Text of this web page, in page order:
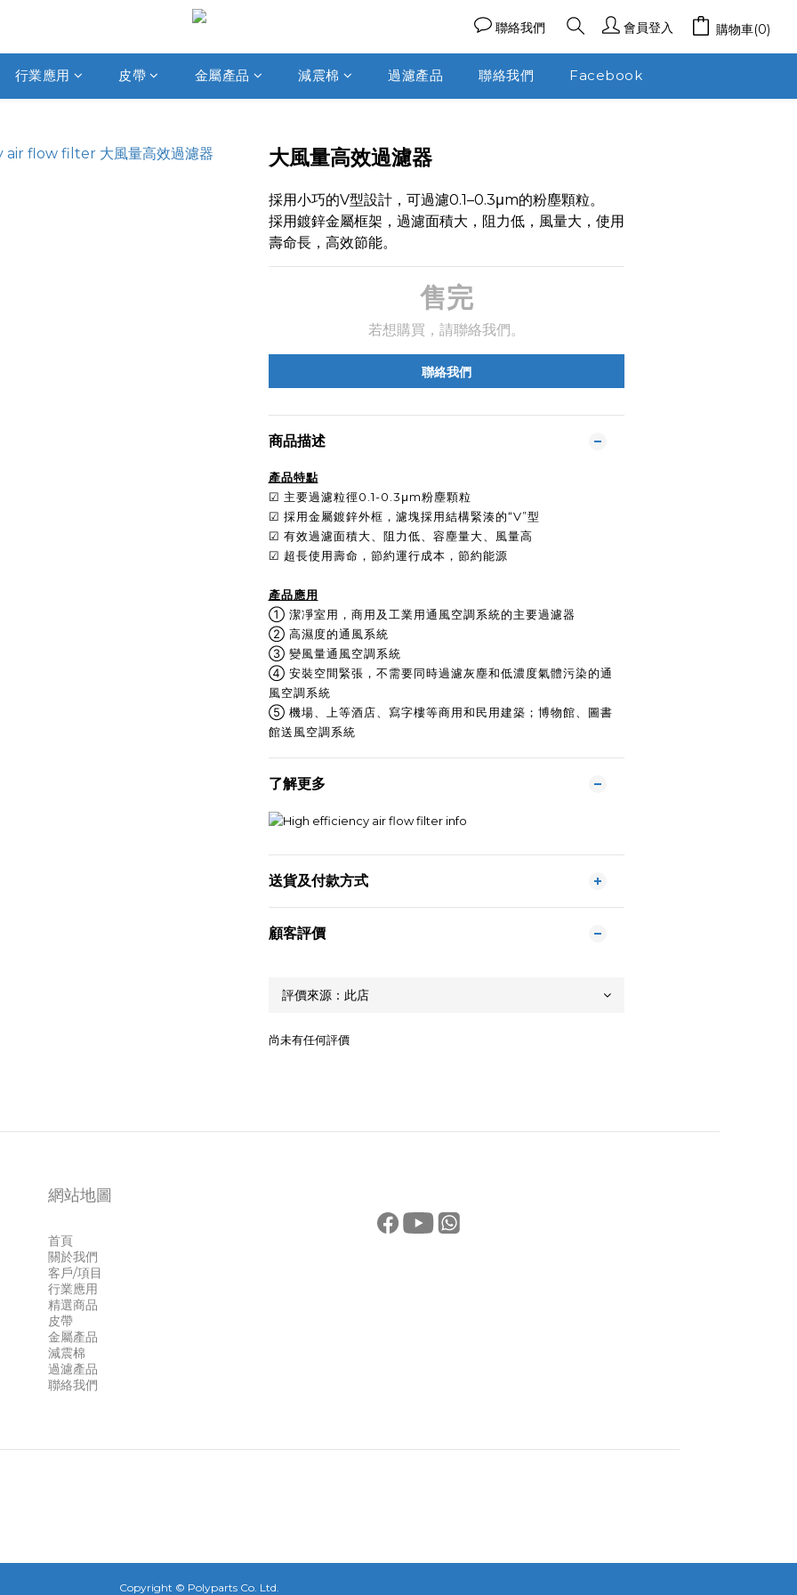
聯絡我們 會員登入 購物車(0)
行業應用 皮帶 金屬產品 減震棉 過濾產品 聯絡我們 Facebook
大風量高效過濾器
採用小巧的V型設計，可過濾0.1–0.3μm的粉塵顆粒。
採用鍍鋅金屬框架，過濾面積大，阻力低，風量大，使用
壽命長，高效節能。
售完
若想購買，請聯絡我們。
聯絡我們
商品描述
產品特點
☑ 主要過濾粒徑0.1-0.3μm粉塵顆粒
☑ 採用金屬鍍鋅外框，濾塊採用結構緊湊的“V”型
☑ 有效過濾面積大、阻力低、容塵量大、風量高
☑ 超長使用壽命，節約運行成本，節約能源
產品應用
① 潔凈室用，商用及工業用通風空調系統的主要過濾器
② 高濕度的通風系統
③ 變風量通風空調系統
④ 安裝空間緊張，不需要同時過濾灰塵和低濃度氣體污染的通
風空調系統
⑤ 機場、上等酒店、寫字樓等商用和民用建築；博物館、圖書
館送風空調系統
了解更多
送貨及付款方式
顧客評價
尚未有任何評價
網站地圖
首頁
關於我們
客戶/項目
行業應用
精選商品
皮帶
金屬產品
減震棉
過濾產品
聯絡我們
Copyright © Polyparts Co. Ltd.